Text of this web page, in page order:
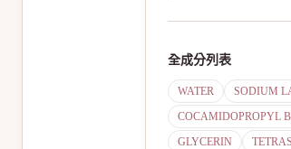
全成分列表
WATER SODIUM
COCAMIDOPROPYL
GLYCERIN